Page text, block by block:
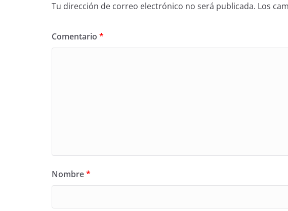
Tu dirección de correo electrónico no será publicada. Los
Comentario *
Nombre*